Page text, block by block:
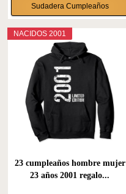
Sudadera Cumpleaños
NACIDOS 2001
23 cumpleaños hombre mujer
23 años 2001 regalo...